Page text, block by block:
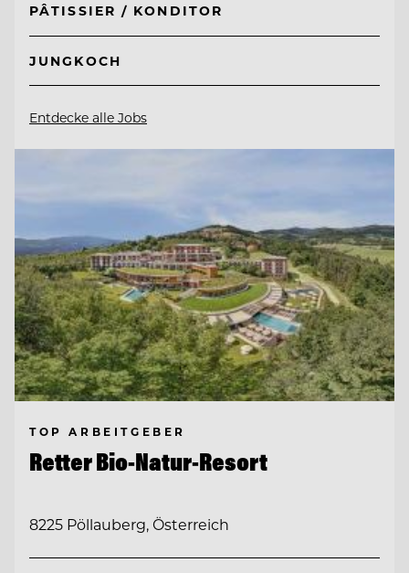
PÂTISSIER / KONDITOR
JUNGKOCH
Entdecke alle Jobs
TOP ARBEITGEBER
Retter Bio-Natur-Resort
8225 Pöllauberg, Österreich